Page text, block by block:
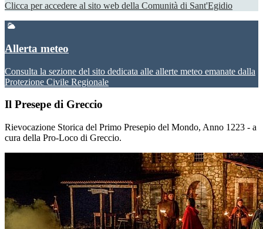
Clicca per accedere al sito web della Comunità di Sant'Egidio
Allerta meteo
Consulta la sezione del sito dedicata alle allerte meteo emanate dalla
Protezione Civile Regionale
Il Presepe di Greccio
Rievocazione Storica del Primo Presepio del Mondo, Anno 1223 - a
cura della Pro-Loco di Greccio.